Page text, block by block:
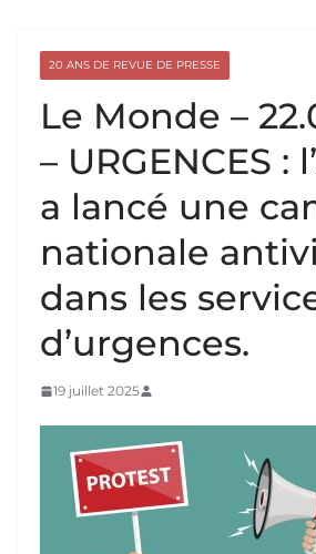
20 ANS DE REVUE DE PRESSE
Le Monde –
– URGENCES :
a lancé une
nationale
dans les
d’urgences.
19 juillet 2025